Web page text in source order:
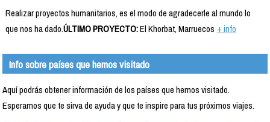
Realizar proyectos humanitarios, es el modo de agradecerle al mundo lo
que nos ha dado.ÚLTIMO PROYECTO:El Khorbat, Marruecos + info
Info sobre países que hemos visitado
Aquí podrás obtener información de los países que hemos visitado.
Esperamos que te sirva de ayuda y que te inspire para tus próximos viajes.